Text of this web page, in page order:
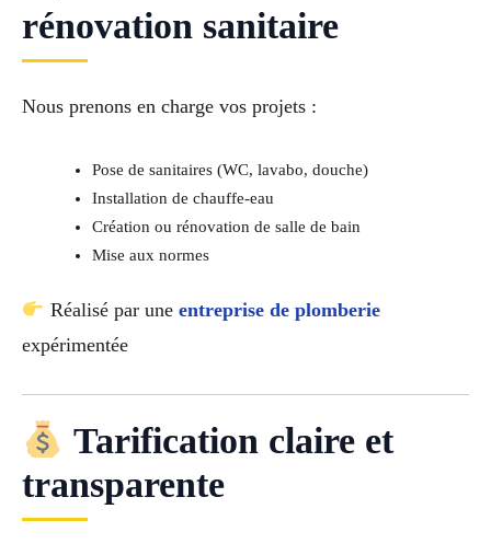
rénovation sanitaire
Nous prenons en charge vos projets :
Pose de sanitaires (WC, lavabo, douche)
Installation de chauffe-eau
Création ou rénovation de salle de bain
Mise aux normes
Réalisé par une entreprise de plomberie
expérimentée
Tarification claire et
transparente